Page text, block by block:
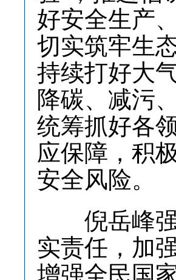
好安全生产
切实筑牢生
持续打好大
降碳、减污
统筹抓好各
应保障，积
安全风险。
倪岳峰强
实责任，加
增强全民国